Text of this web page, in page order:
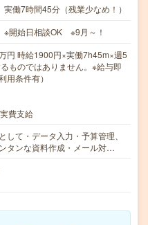
働7時間45分（残業少なめ！）
開始日相談OK ※9月～！
時給1900円×実働7h45m×週5
ものではありません。※給与即
用条件有）
費支給
して・データ入力・予算管理、
タンな資料作成・メール対…